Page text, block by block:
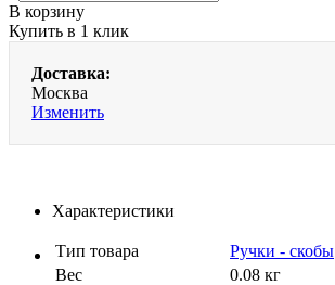
В корзину
Купить в 1 клик
Доставка:
Москва
Изменить
Характеристики
Тип товара
Ручки - скобы
Вес
0.08 кг